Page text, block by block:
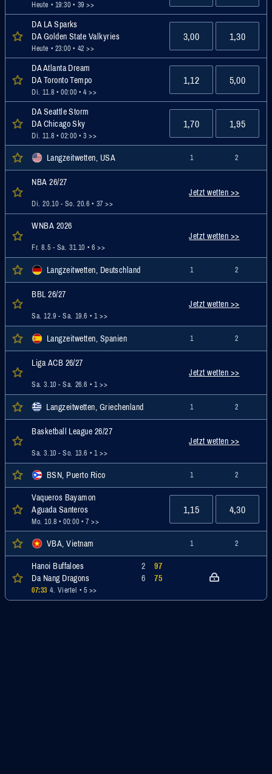
Heute • 19:30 • 39 >>
DA LA Sparks
DA Golden State Valkyries
Heute • 23:00 • 42 >>
3,00 1,30
DA Atlanta Dream
DA Toronto Tempo
Di. 11.8 • 00:00 • 4 >>
1,12 5,00
DA Seattle Storm
DA Chicago Sky
Di. 11.8 • 02:00 • 3 >>
1,70 1,95
Langzeitwetten, USA 1 2
NBA 26/27
Di. 20.10 - So. 20.6 • 37 >>
Jetzt wetten >>
WNBA 2026
Fr. 8.5 - Sa. 31.10 • 6 >>
Jetzt wetten >>
Langzeitwetten, Deutschland 1 2
BBL 26/27
Sa. 12.9 - Sa. 19.6 • 1 >>
Jetzt wetten >>
Langzeitwetten, Spanien 1 2
Liga ACB 26/27
Sa. 3.10 - Sa. 26.6 • 1 >>
Jetzt wetten >>
Langzeitwetten, Griechenland 1 2
Basketball League 26/27
Sa. 3.10 - So. 13.6 • 1 >>
Jetzt wetten >>
BSN, Puerto Rico 1 2
Vaqueros Bayamon
Aguada Santeros
Mo. 10.8 • 00:00 • 7 >>
1,15 4,30
VBA, Vietnam 1 2
Hanoi Buffaloes
Da Nang Dragons
07:33 4. Viertel • 5 >>
2
6
97
75